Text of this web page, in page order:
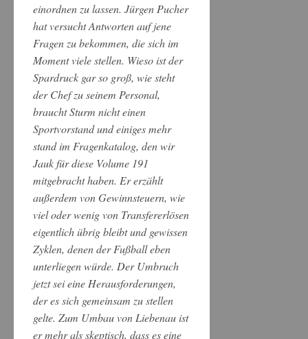
einordnen zu lassen. Jürgen Pucher
hat versucht Antworten auf jene
Fragen zu bekommen, die sich im
Moment viele stellen. Wieso ist der
Spardruck gar so groß, wie steht
der Chef zu seinem Personal,
braucht Sturm nicht einen
Sportvorstand und einiges mehr
stand im Fragenkatalog, den wir
Jauk für diese Volume 191
mitgebracht haben. Er erzählt
außerdem von Gewinnsteuern, wie
viel oder wenig von Transfererlösen
eigentlich übrig bleibt und gewissen
Zyklen, denen der Fußball eben
unterliegen würde. Der Umbruch
jetzt sei eine Herausforderungen,
der es sich gemeinsam zu stellen
gelte. Zum Umbau von Liebenau ist
er mehr als skeptisch, dass es eine